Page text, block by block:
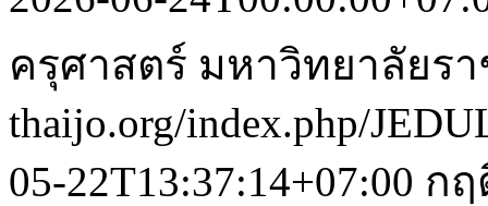
ครุศาสตร์ มหาวิทยาลัยร
thaijo.org/index.php/
05-22T13:37:14+07:00 กฤ